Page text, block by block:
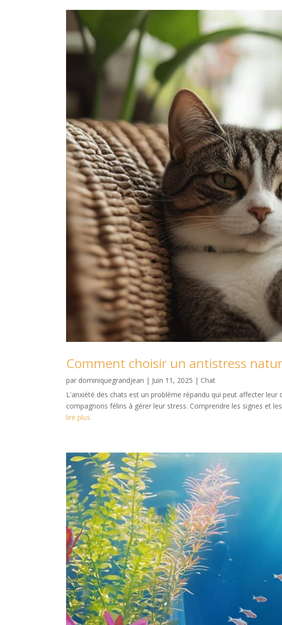
Comment choisir un antistress
par dominiquegrandjean | Juin 11, 2025 | Chat
L'anxiété des chats est un problème répandu qui peut affecter
compagnons félins à gérer leur stress. Comprendre les signes et
lire plus